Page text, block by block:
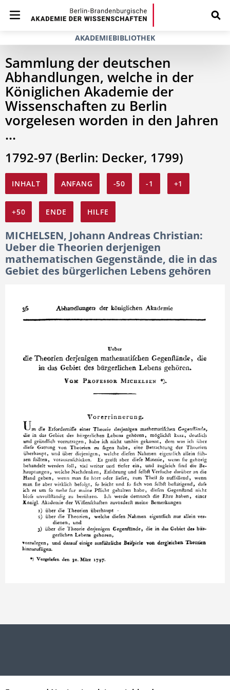
AKADEMIEBIBLIOTHEK
Sammlung der deutschen
Abhandlungen, welche in der
Königlichen Akademie der
Wissenschaften zu Berlin
vorgelesen worden in den Jahren
...
1792-97 (Berlin: Decker, 1799)
INHALT ANFANG -50 -1 +1
+50 ENDE HILFE
MICHELSEN, Johann Andreas Christian:
Ueber die Theorien derjenigen
mathematischen Gegenstände, die in das
Gebiet des bürgerlichen Lebens gehören